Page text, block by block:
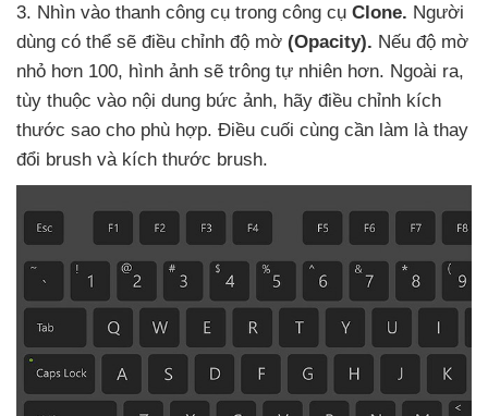
3. Nhìn vào thanh công cụ trong công cụ Clone. Người
dùng có thể sẽ điều chỉnh độ mờ (Opacity). Nếu độ mờ
nhỏ hơn 100, hình ảnh sẽ trông tự nhiên hơn. Ngoài ra,
tùy thuộc vào nội dung bức ảnh, hãy điều chỉnh kích
thước sao cho phù hợp. Điều cuối cùng cần làm là thay
đổi brush và kích thước brush.